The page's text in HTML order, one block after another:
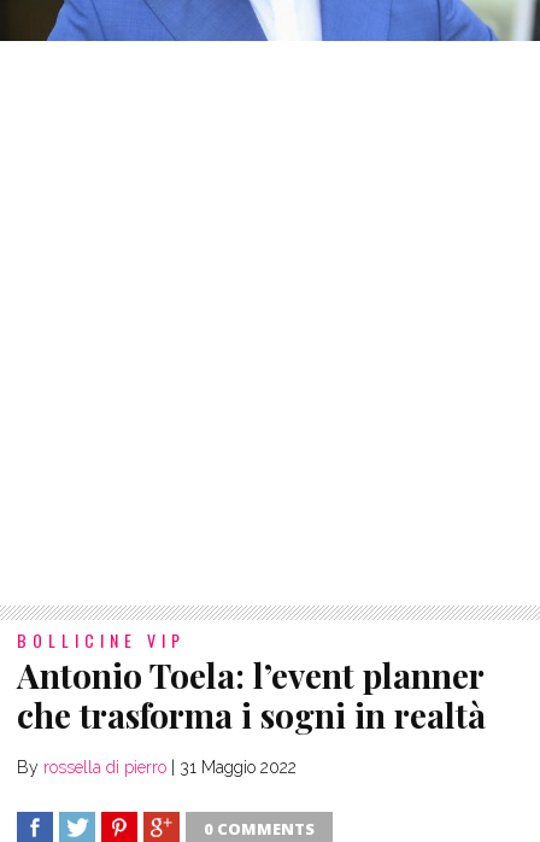
BOLLICINE VIP
Antonio Toela: l’event planner
che trasforma i sogni in realtà
By rossella di pierro 31 Maggio 2022
0 COMMENTS